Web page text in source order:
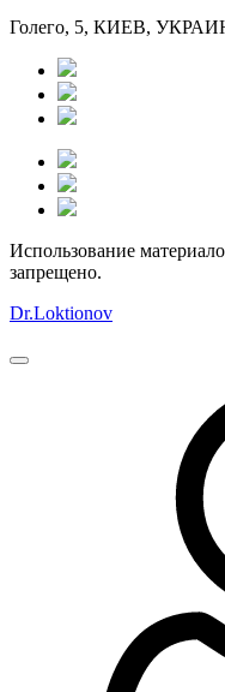
Голего, 5, КИЕВ,
Использование
запрещено.
Dr.Loktionov